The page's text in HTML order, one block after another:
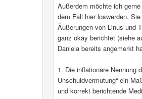
Außerdem möchte ich
dem Fall hier loswerden.
Äußerungen von Linus und
ganz okay berichtet (siehe
Daniela bereits angemerkt
1. Die inflationäre Nennung
Unschuldvermutung“ ein
und korrekt berichtende